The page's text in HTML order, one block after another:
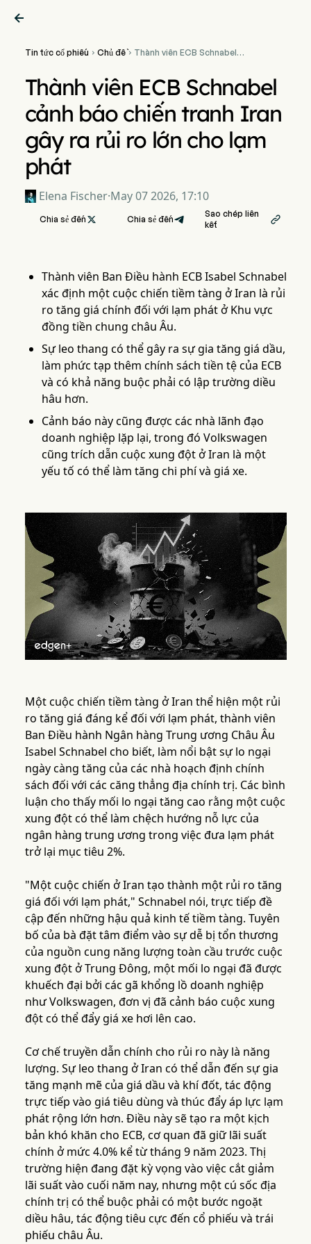

Tin tức cổ phiếu  Chủ đề Thành viên ECB Schnabel
phát
Thành viên ECB Schnabel
cảnh báo chiến tranh Iran
gây ra rủi ro lớn cho lạm
phát
Elena Fischer·May 07 2026, 17:10
Chia sẻ đến  Chia sẻ đến
Sao chép liên
kết

Thành viên Ban Điều hành ECB Isabel Schnabel
xác định một cuộc chiến tiềm tàng ở Iran là rủi
ro tăng giá chính đối với lạm phát ở Khu vực
đồng tiền chung châu Âu.
Sự leo thang có thể gây ra sự gia tăng giá dầu,
làm phức tạp thêm chính sách tiền tệ của ECB
và có khả năng buộc phải có lập trường diều
hâu hơn.
Cảnh báo này cũng được các nhà lãnh đạo
doanh nghiệp lặp lại, trong đó Volkswagen
cũng trích dẫn cuộc xung đột ở Iran là một
yếu tố có thể làm tăng chi phí và giá xe.
Một cuộc chiến tiềm tàng ở Iran thể hiện một rủi
ro tăng giá đáng kể đối với lạm phát, thành viên
Ban Điều hành Ngân hàng Trung ương Châu Âu
Isabel Schnabel cho biết, làm nổi bật sự lo ngại
ngày càng tăng của các nhà hoạch định chính
sách đối với các căng thẳng địa chính trị. Các bình
luận cho thấy mối lo ngại tăng cao rằng một cuộc
xung đột có thể làm chệch hướng nỗ lực của
ngân hàng trung ương trong việc đưa lạm phát
trở lại mục tiêu 2%.
"Một cuộc chiến ở Iran tạo thành một rủi ro tăng
giá đối với lạm phát," Schnabel nói, trực tiếp đề
cập đến những hậu quả kinh tế tiềm tàng. Tuyên
bố của bà đặt tâm điểm vào sự dễ bị tổn thương
của nguồn cung năng lượng toàn cầu trước cuộc
xung đột ở Trung Đông, một mối lo ngại đã được
khuếch đại bởi các gã khổng lồ doanh nghiệp
như Volkswagen, đơn vị đã cảnh báo cuộc xung
đột có thể đẩy giá xe hơi lên cao.
Cơ chế truyền dẫn chính cho rủi ro này là năng
lượng. Sự leo thang ở Iran có thể dẫn đến sự gia
tăng mạnh mẽ của giá dầu và khí đốt, tác động
trực tiếp vào giá tiêu dùng và thúc đẩy áp lực lạm
phát rộng lớn hơn. Điều này sẽ tạo ra một kịch
bản khó khăn cho ECB, cơ quan đã giữ lãi suất
chính ở mức 4.0% kể từ tháng 9 năm 2023. Thị
trường hiện đang đặt kỳ vọng vào việc cắt giảm
lãi suất vào cuối năm nay, nhưng một cú sốc địa
chính trị có thể buộc phải có một bước ngoặt
diều hâu, tác động tiêu cực đến cổ phiếu và trái
phiếu châu Âu.